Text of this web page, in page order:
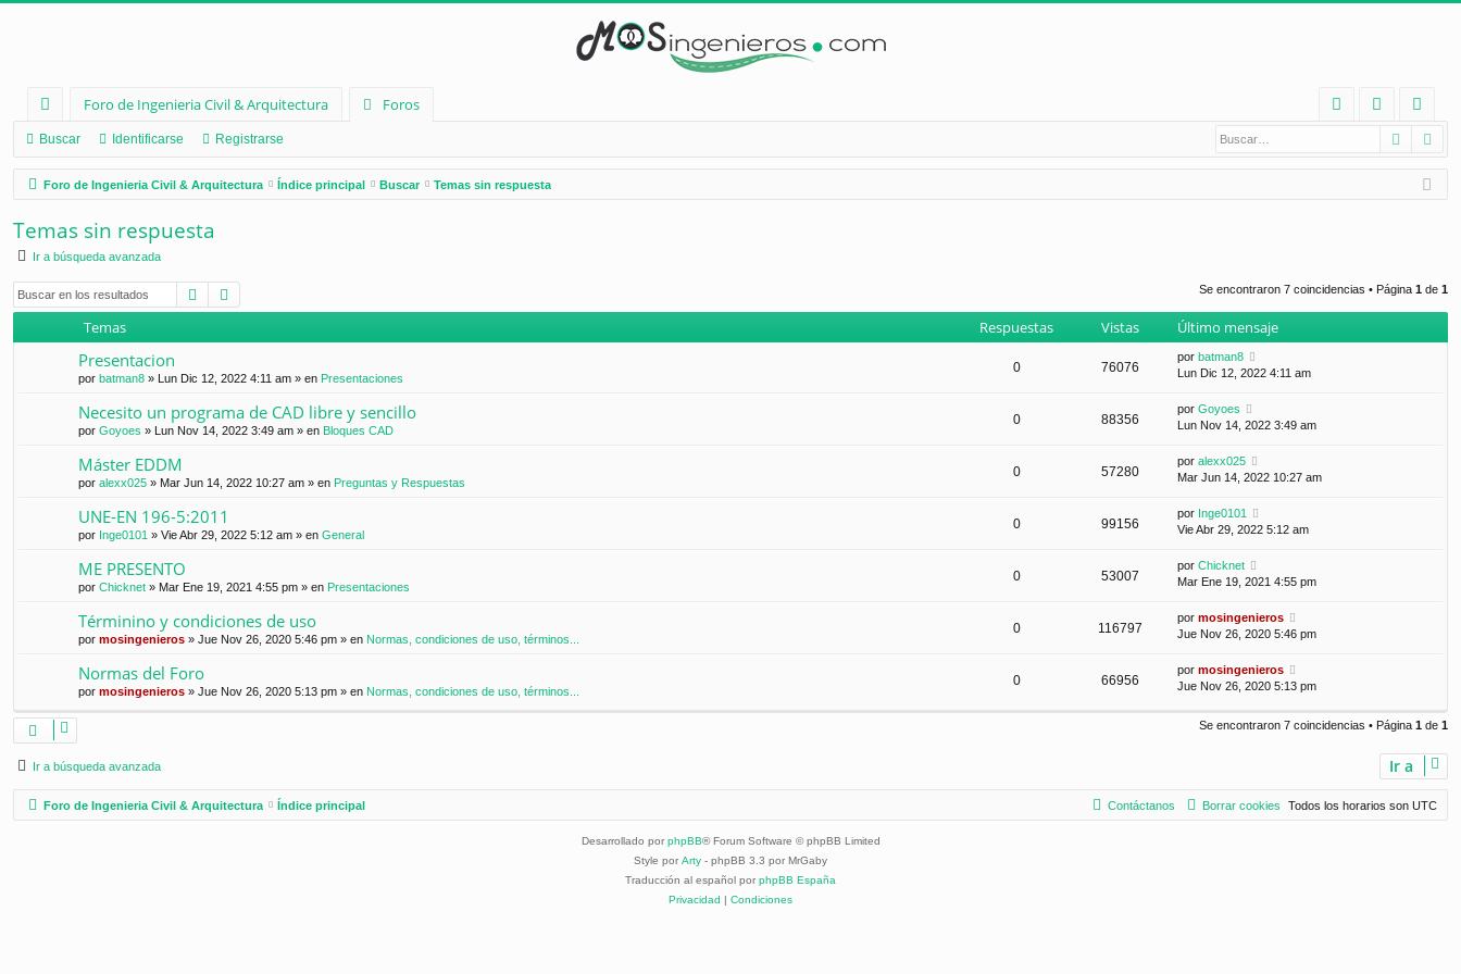
nl
ac
es
rá
d
os
Foro de Ingenieria Civil & Arquitectura
Foros
Q
nt
ifi
eg
ist
ra
Buscar Identificarse Registrarse Buscar
Foro de Ingenieria Civil & Arquitectura Índice principal Buscar Temas sin respuesta
Temas sin respuesta
Ir a búsqueda avanzada
Buscar Se encontraron 7 coincidencias • Página 1 de 1
Temas Respuestas Vistas Último mensaje
Presentacion
por batman8 » Lun Dic 12, 2022 4:11 am » en Presentaciones
0 76076
por batman8
Lun Dic 12, 2022 4:11 am
Necesito un programa de CAD libre y sencillo
por Goyoes » Lun Nov 14, 2022 3:49 am » en Bloques CAD
0 88356
por Goyoes
Lun Nov 14, 2022 3:49 am
Máster EDDM
por alexx025 » Mar Jun 14, 2022 10:27 am » en Preguntas y Respuestas
0 57280
por alexx025
Mar Jun 14, 2022 10:27 am
UNE-EN 196-5:2011
por Inge0101 » Vie Abr 29, 2022 5:12 am » en General
0 99156
por Inge0101
Vie Abr 29, 2022 5:12 am
ME PRESENTO
por Chicknet » Mar Ene 19, 2021 4:55 pm » en Presentaciones
0 53007
por Chicknet
Mar Ene 19, 2021 4:55 pm
Términino y condiciones de uso
por mosingenieros » Jue Nov 26, 2020 5:46 pm » en Normas, condiciones de uso, términos...
0 116797
por mosingenieros
Jue Nov 26, 2020 5:46 pm
Normas del Foro
por mosingenieros » Jue Nov 26, 2020 5:13 pm » en Normas, condiciones de uso, términos...
0 66956
por mosingenieros
Jue Nov 26, 2020 5:13 pm
Se encontraron 7 coincidencias • Página 1 de 1
Ir a búsqueda avanzada Ir a
Foro de Ingenieria Civil & Arquitectura Índice principal Todos los horarios son UTC
Borrar cookies
Contáctanos
Desarrollado por phpBB® Forum Software © phpBB Limited
Style por Arty - phpBB 3.3 por MrGaby
Traducción al español por phpBB España
Privacidad
Condiciones